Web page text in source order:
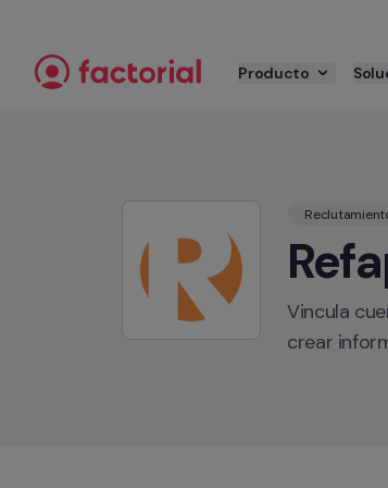
Producto
Vincula
crear